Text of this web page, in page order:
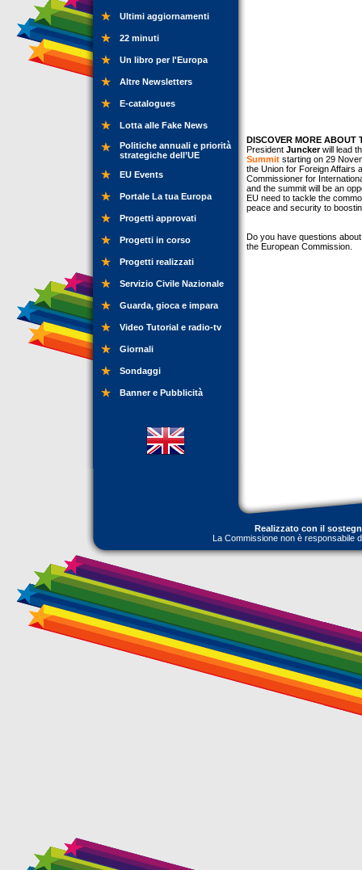
Ultimi aggiornamenti
22 minuti
Un libro per l'Europa
Altre Newsletters
E-catalogues
Lotta alle Fake News
Politiche annuali e priorità
strategiche dell’UE
EU Events
Portale La tua Europa
Progetti approvati
Progetti in corso
Progetti realizzati
Servizio Civile Nazionale
Guarda, gioca e impara
Video Tutorial e radio-tv
Giornali
Sondaggi
Banner e Pubblicità
DISCOVER MORE ABOUT
President Junckerwill lead
Summit starting on 29
the Union for Foreign Affairs
Commissioner for
and the summit will be an
EU need to tackle the
peace and security to
Do you have questions
the European Commission.
Realizzato con il
La Commissione non è responsabile